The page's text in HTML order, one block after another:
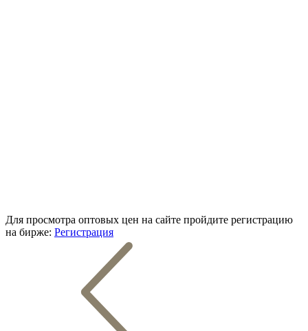
Для просмотра оптовых цен на сайте пройдите регистрацию
на бирже: Регистрация